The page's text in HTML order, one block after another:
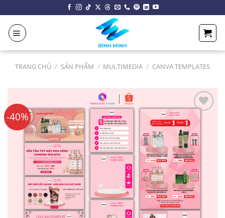
đến
nội
dung
TRANG CHỦ / SẢN PHẨM / MULTIMEDIA / CANVA TEMPLATES
-40%